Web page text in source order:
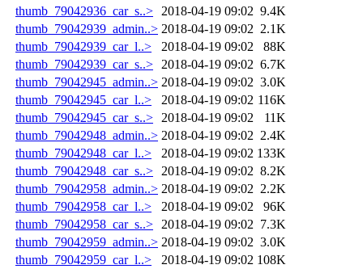
thumb_79042936_car_s..> 2018-04-19 09:02 9.4K
thumb_79042939_admin..> 2018-04-19 09:02 2.1K
thumb_79042939_car_l..>
2018-04-19 09:02
88K
thumb_79042939_car_s..>
2018-04-19 09:02 6.7K
thumb_79042945_admin..> 2018-04-19 09:02 3.0K
thumb_79042945_car_l..>
2018-04-19 09:02 116K
thumb_79042945_car_s..>
2018-04-19 09:02
11K
thumb_79042948_admin..> 2018-04-19 09:02 2.4K
thumb_79042948_car_l..>
2018-04-19 09:02 133K
thumb_79042948_car_s..>
2018-04-19 09:02 8.2K
thumb_79042958_admin..> 2018-04-19 09:02 2.2K
thumb_79042958_car_l..>
2018-04-19 09:02
96K
thumb_79042958_car_s..>
2018-04-19 09:02 7.3K
thumb_79042959_admin..> 2018-04-19 09:02 3.0K
thumb_79042959_car_l..>
2018-04-19 09:02 108K